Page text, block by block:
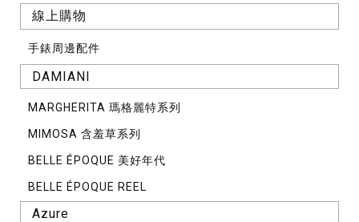
線上購物
手錶周邊配件
DAMIANI
MARGHERITA 瑪格麗特系列
MIMOSA 含羞草系列
BELLE ÉPOQUE 美好年代
BELLE ÉPOQUE REEL
Azure